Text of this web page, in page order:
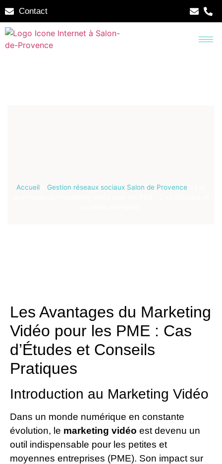
Contact
Accueil» Gestion réseaux sociaux Salon de Provence»
Les Avantages du Marketing
Vidéo pour les PME : Cas
d’Études et Conseils
Pratiques
Introduction au Marketing Vidéo
Dans un monde numérique en constante
évolution, le marketing vidéo est devenu un
outil indispensable pour les petites et
moyennes entreprises (PME). Son impact sur